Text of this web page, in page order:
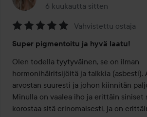
6 kuukautta sitten
Viesti luotiin 6 kuukautta
5
/
5
Vahvistettu ostaja
Super pigmentoitu ja hyvä laatu!
Olen todella tyytyväinen, se on ilman
hormonihäiritsijöitä ja talkkia (asbesti).
arvostan suuresti ja johon kiinnitän
Minulla on vaalea iho ja erittäin siniset
korostaa sitä erinomaisesti, ja on